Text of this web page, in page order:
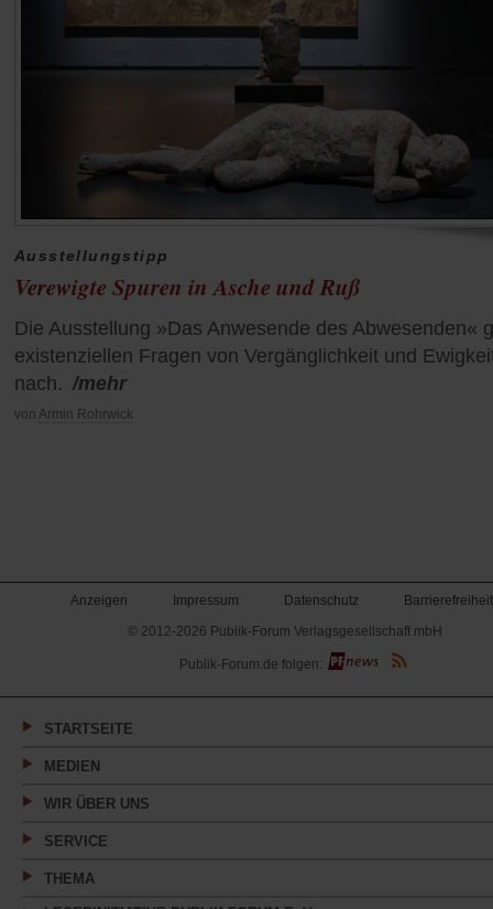
Ausstellungstipp
Verewigte Spuren in Asche und Ruß
Die Ausstellung »Das Anwesende des Abwesenden«
existenziellen Fragen von Vergänglichkeit und
nach. /mehr
von Armin Rohrwick
Anzeigen Impressum Datenschutz
Barrierefreiheit
© 2012-2026 Publik-Forum Verlagsgesellschaft mbH
(Öffnet
in
neuen
Publik-Forum.de folgen:
STARTSEITE
MEDIEN
WIR ÜBER UNS
SERVICE
THEMA